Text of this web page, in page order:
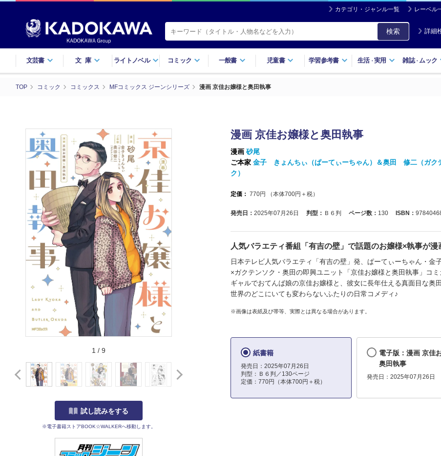
カテゴリ・ジャンル一覧 レーベル
検索 詳細
文芸書 文庫 ライトノベル コミック 一般書 児童書 学習参考書 生活・実用 雑誌・ ムック
TOP コミック コミックス MFコミックス ジーンシリーズ 漫画 京佳お嬢様と奥田執事
1 / 9
試し読みをする
※電子書籍ストアBOOK☆WALKERへ移動します。
漫画 京佳お嬢様と奥田執事
漫画 砂尾
ご本家 金子 きょんちぃ（ぱーてぃーちゃん）＆奥田 修二（ガク
ク）
定価： 770円 （本体700円＋税）
発売日： 2025年07月26日 判型： Ｂ６判 ページ数： 130 ISBN：
人気バラエティ番組「有吉の壁」で話題のお嬢様×執事が漫
日本テレビ人気バラエティ「有吉の壁」発、ぱーてぃーちゃん・金
×ガクテンソク・奥田の即興ユニット「京佳お嬢様と奥田執事」コ
ギャルでおてんば娘の京佳お嬢様と、彼女に長年仕える真面目な奥田
世界のどこにいても変わらないふたりの日常コメディ♪
※画像は表紙及び帯等、実際とは異なる場合があります。
紙書籍
発売日：2025年07月26日
判型：Ｂ６判／130ページ
定価：770円（本体700円＋税）
電子版：漫画 京佳
奥田執事
発売日：2025年07月26日